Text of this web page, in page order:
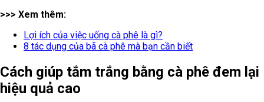
>>> Xem thêm:
Lợi ích của việc uống cà phê là gì?
8 tác dụng của bã cà phê mà bạn cần biết
Cách giúp tắm trắng bằng cà phê đem lại
hiệu quả cao